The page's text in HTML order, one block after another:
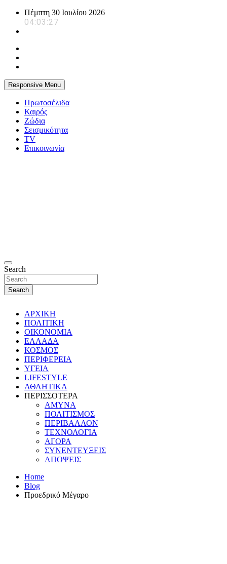
Skip
content
Πέμπτη 30 Ιουλίου 2026
04:03:28
Responsive Menu
Πρωτοσέλιδα
Καιρός
Ζώδια
Σεισμικότητα
TV
Επικοινωνία
Search
Search
ΑΡΧΙΚΗ
ΠΟΛΙΤΙΚΗ
ΟΙΚΟΝΟΜΙΑ
ΕΛΛΑΔΑ
ΚΟΣΜΟΣ
ΠΕΡΙΦΕΡΕΙΑ
ΥΓΕΙΑ
LIFESTYLE
ΑΘΛΗΤΙΚΑ
ΠΕΡΙΣΣΟΤΕΡΑ
ΑΜΥΝΑ
ΠΟΛΙΤΙΣΜΟΣ
ΠΕΡΙΒΑΛΛΟΝ
ΤΕΧΝΟΛΟΓΙΑ
ΑΓΟΡΑ
ΣΥΝΕΝΤΕΥΞΕΙΣ
ΑΠΟΨΕΙΣ
Home
Blog
Προεδρικό Μέγαρο